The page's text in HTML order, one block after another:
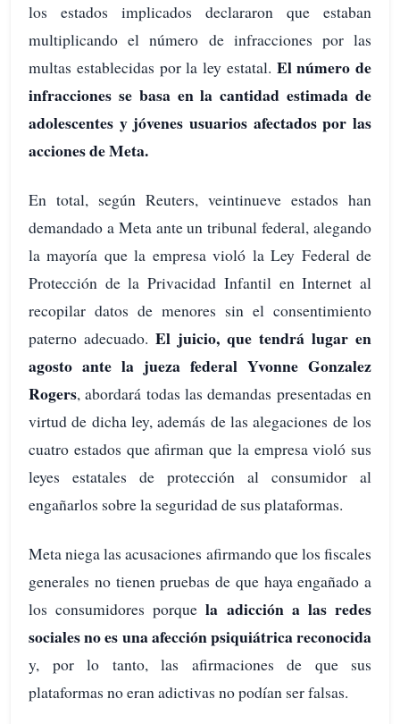
los estados implicados declararon que estaban
multiplicando el número de infracciones por las
multas establecidas por la ley estatal. El número de
infracciones se basa en la cantidad estimada de
adolescentes y jóvenes usuarios afectados por las
acciones de Meta.
En total, según Reuters, veintinueve estados han
demandado a Meta ante un tribunal federal, alegando
la mayoría que la empresa violó la Ley Federal de
Protección de la Privacidad Infantil en Internet al
recopilar datos de menores sin el consentimiento
paterno adecuado. El juicio, que tendrá lugar en
agosto ante la jueza federal Yvonne Gonzalez
Rogers, abordará todas las demandas presentadas en
virtud de dicha ley, además de las alegaciones de los
cuatro estados que afirman que la empresa violó sus
leyes estatales de protección al consumidor al
engañarlos sobre la seguridad de sus plataformas.
Meta niega las acusaciones afirmando que los fiscales
generales no tienen pruebas de que haya engañado a
los consumidores porquela adicción a las redes
sociales no es una afección psiquiátrica reconocida
y, por lo tanto, las afirmaciones de que sus
plataformas no eran adictivas no podían ser falsas.